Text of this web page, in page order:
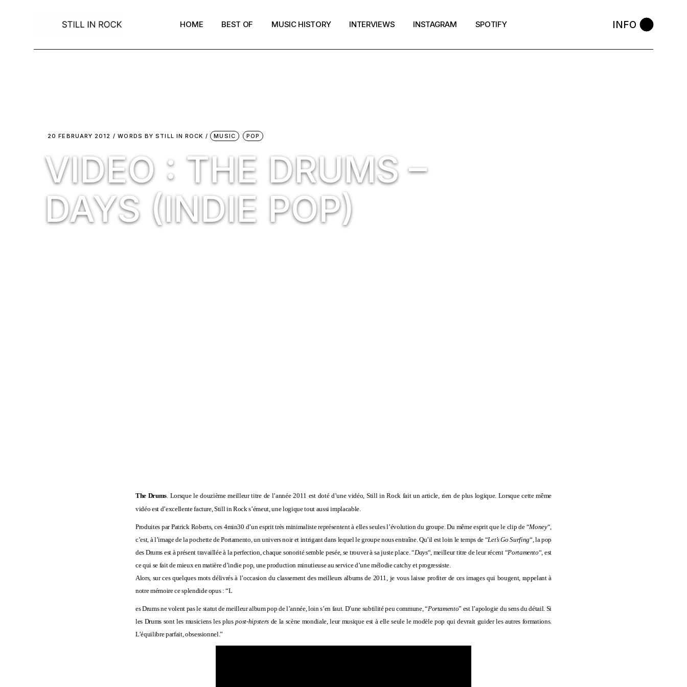
HOME BEST OF MUSIC HISTORY INTERVIEWS INSTAGRAM SPOTIFY INFO
20 FEBRUARY 2012 WORDS BYSTILL IN ROCK MUSIC POP
VIDEO : THE DRUMS –
DAYS (INDIE POP)
The Drums. Lorsque le douzième meilleur titre de l’année 2011 est doté d’une vidéo, Still in Rock fait un article, rien de plus logique. Lorsque cette même
vidéo est d’excellente facture, Still in Rock s’émeut, une logique tout aussi implacable.
Produites par Patrick Roberts, ces 4min30 d’un esprit très minimaliste représentent à elles seules l’évolution du groupe. Du même esprit que le clip de “Money“,
c’est, à l’image de lapochette de Portamento, un univers noir et intrigant dans lequel le groupe nous entraîne. Qu’il est loin le temps de “Let’s Go Surfing“, la pop
des Drums est à présent travaillée à la perfection, chaque sonorité semble pesée, se trouver à sa juste place. “Days“, meilleur titre de leur récent “Portamento“, est
ce qui se fait de mieux en matière d’indie pop, une production minutieuse au service d’une mélodie catchy et progressiste.
Alors, sur ces quelques mots délivrés à l’occasion du classement desmeilleurs albums de 2011, je vous laisse profiter de ces images qui bougent, rappelant à
notre mémoire ce splendide opus : “L
es Drums ne volent pas le statut de meilleur album pop de l’année, loin s’en faut. D’une subtilité peu commune, “Portamento” est l’apologie du sens du détail. Si
les Drums sont les musiciens les pluspost-hipstersde la scène mondiale, leur musique est à elle seule le modèle pop qui devrait guider les autres formations.
L’équilibre parfait, obsessionnel.”